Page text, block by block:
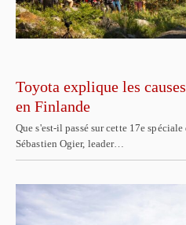
Toyota explique les
en Finlande
Que s'est-il passé sur cette 17e
Sébastien Ogier, leader…